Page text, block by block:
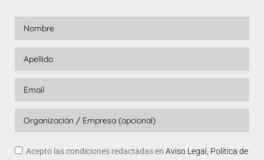
Acepto las condiciones redactadas en Aviso Legal, Política de